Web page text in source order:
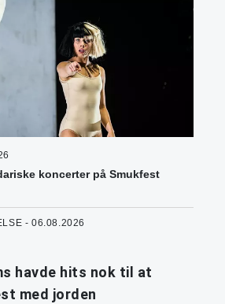
koncerter på Smukfest
- 06.08.2026
havde hits nok til at
med jorden